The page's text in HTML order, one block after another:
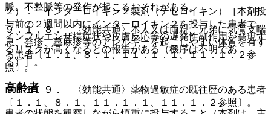
２）． インターロイキン２製剤（テセロイキン）［本剤投
与前の２週間以内にインターロイキン２を投与した患者で、
インフルエンザ様症状や皮膚反応等の遅発性副作用が発現す
るリスクが高くなるとの報告がある（機序は不明であ
る）］。
高齢者
脈、不整脈等の発作が起こるおそれがある。
９．１．８． 〈効能共通〉本人又は両親、兄弟に気管支喘
息、発疹、蕁麻疹等のアレルギーを起こしやすい体質を有す
る患者〔１．１、８．１、１１．１．１、１１．１．２参
照〕。
９．１．９． 〈効能共通〉薬物過敏症の既往歴のある患者
〔１．１、８．１、１１．１．１、１１．１．２参照〕。